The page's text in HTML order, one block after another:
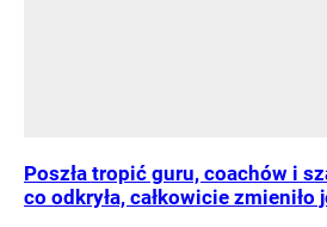
Poszła tropić guru, coachów i
co odkryła, całkowicie zmieniło